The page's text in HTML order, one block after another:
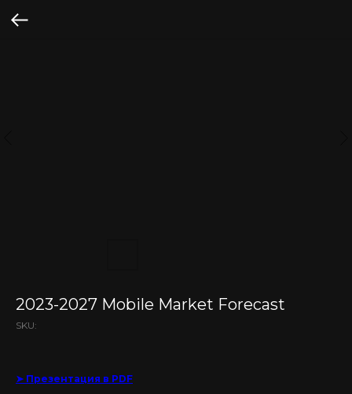
2023-2027 Mobile Market Forecast
SKU:
➤ Презентация в PDF